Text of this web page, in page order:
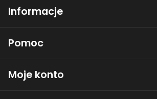
Informacje
Pomoc
Moje konto